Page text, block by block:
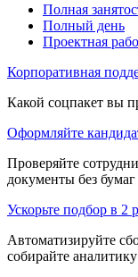
Полная
Полный день
Проектная
Корпоративная
Какой соцпакет вы
Оформляйте
Проверяйте
документы без
Ускорьте подбор в 2
Автоматизируйте
собирайте